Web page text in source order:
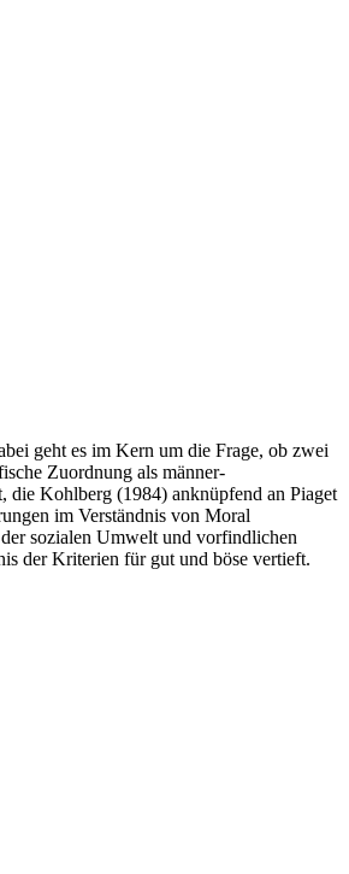
geht es im Kern um die Frage, ob zwei
Zuordnung als männer-
die Kohlberg (1984) anknüpfend an Piaget
im Verständnis von Moral
sozialen Umwelt und vorfindlichen
der Kriterien für gut und böse vertieft.